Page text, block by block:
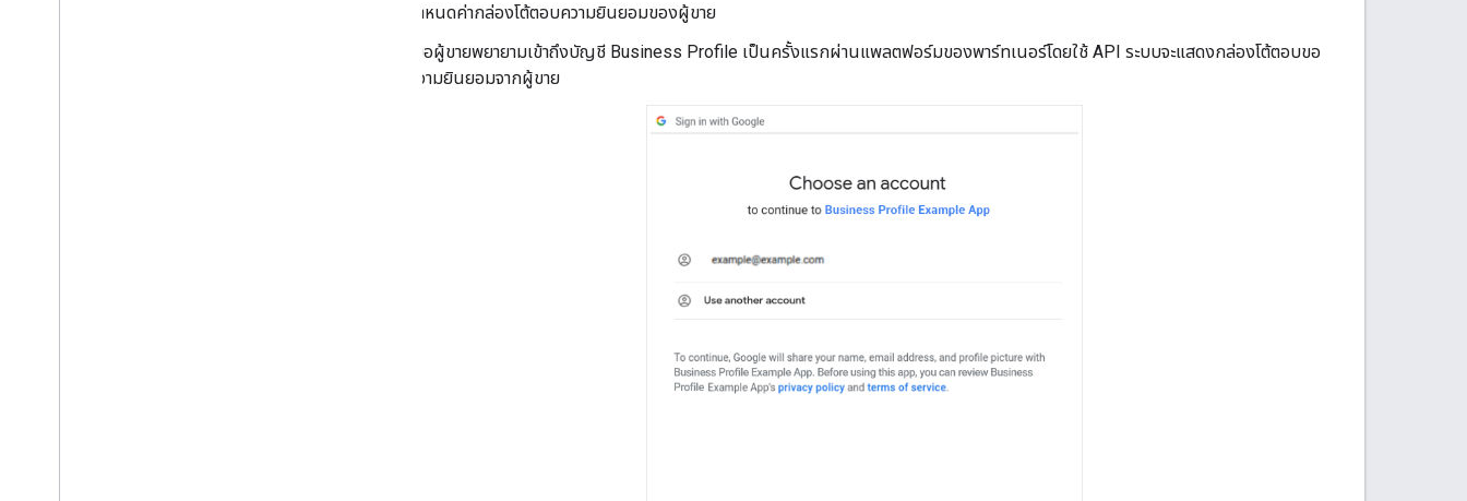
กำหนดค่ากล่องโต้ตอบความยินยอมของผู้ขาย
เมื่อผู้ขายพยายามเข้าถึงบัญชี Business Profile เป็นครั้งแรกผ่านแพลตฟอร์มของพาร์ทเนอร์โดยใช้ API ระบบจะแสดงกล่องโต้ตอบขอ
ความยินยอมจากผู้ขาย